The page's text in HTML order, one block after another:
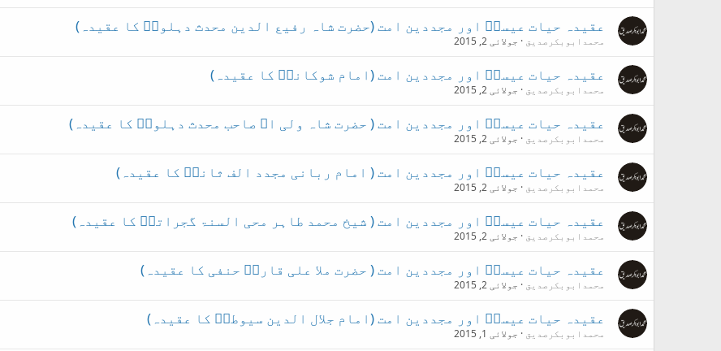
عقیدہ حیات عیسیؑ اور مجددین امت (حضرت شاہ رفیع الدین محدث دہلویؒ کا عقیدہ)
محمدابوبکرصدیق جولائی 2, 2015
عقیدہ حیات عیسیؑ اور مجددین امت (امام شوکانیؒ کا عقیدہ)
محمدابوبکرصدیق جولائی 2, 2015
عقیدہ حیات عیسیؑ اور مجددین امت ( حضرت شاہ ولی اﷲ صاحب محدث دہلویؒ کا عقیدہ)
محمدابوبکرصدیق جولائی 2, 2015
عقیدہ حیات عیسیؑ اور مجددین امت ( امام ربانی مجدد الف ثانیؒ کا عقیدہ)
محمدابوبکرصدیق جولائی 2, 2015
عقیدہ حیات عیسیؑ اور مجددین امت ( شیخ محمد طاہر محی السنۃ گجراتیؒ کا عقیدہ)
محمدابوبکرصدیق جولائی 2, 2015
عقیدہ حیات عیسیؑ اور مجددین امت ( حضرت ملا علی قاریؒ حنفی کا عقیدہ)
محمدابوبکرصدیق جولائی 2, 2015
عقیدہ حیات عیسیؑ اور مجددین امت (امام جلال الدین سیوطیؒ کا عقیدہ)
محمدابوبکرصدیق جولائی 1, 2015